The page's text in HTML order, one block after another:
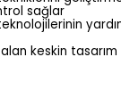
sağlar
keskin